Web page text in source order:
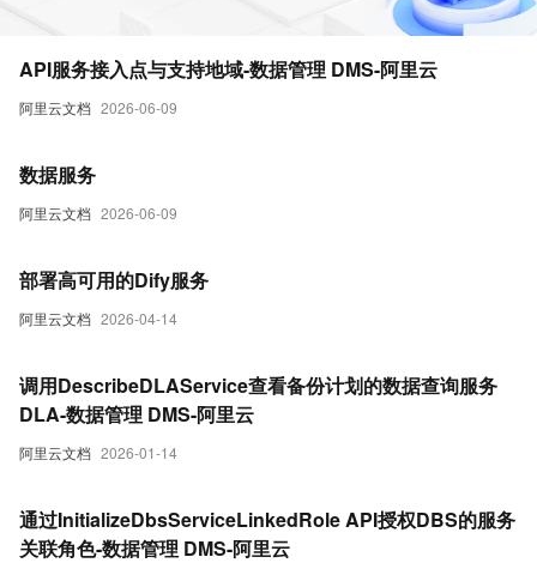
阿里云文档 2026-06-09
API服务接入点与支持地域-数据管理 DMS-阿里云
阿里云文档 2026-06-09
数据服务
阿里云文档 2026-04-14
部署高可用的Dify服务
阿里云文档 2026-01-14
调用DescribeDLAService查看备份计划的数据查询服务
DLA-数据管理 DMS-阿里云
通过InitializeDbsServiceLinkedRole API授权DBS的服务
关联角色-数据管理 DMS-阿里云